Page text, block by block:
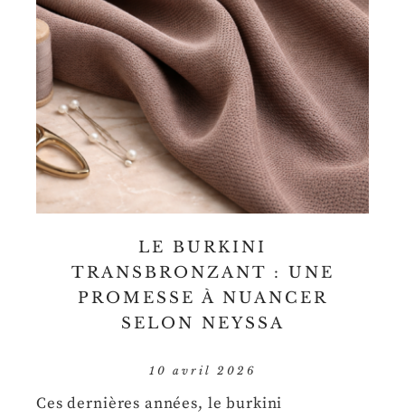
LE BURKINI
TRANSBRONZANT : UNE
PROMESSE À NUANCER
SELON NEYSSA
10 avril 2026
Ces dernières années, le burkini